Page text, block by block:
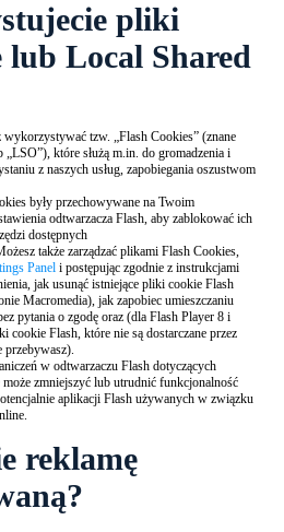
pliki
lub Local Shared
tzw. „Flash Cookies” (znane
które służą m.in. do gromadzenia i
z naszych usług, zapobiegania oszustwom
były przechowywane na Twoim
odtwarzacza Flash, aby zablokować ich
dostępnych
także zarządzać plikami Flash Cookies,
Panel i postępując zgodnie z instrukcjami
jak usunąć istniejące pliki cookie Flash
Macromedia), jak zapobiec umieszczaniu
pytania o zgodę oraz (dla Flash Player 8 i
Flash, które nie są dostarczane przez
przebywasz).
w odtwarzaczu Flash dotyczących
zmniejszyć lub utrudnić funkcjonalność
aplikacji Flash używanych w związku
reklamę